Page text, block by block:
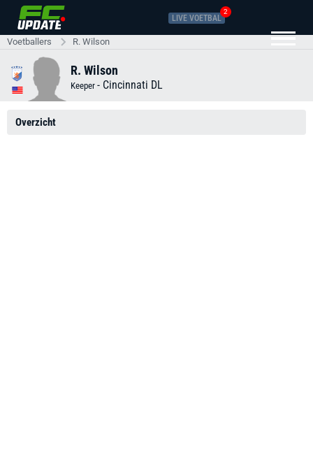
LIVE VOETBAL
2
Voetballers R. Wilson
R. Wilson
Keeper - Cincinnati DL
Overzicht